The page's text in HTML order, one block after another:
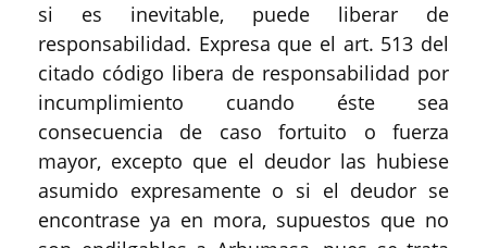
si es inevitable, puede liberar de
responsabilidad. Expresa que el art. 513 del
citado código libera de responsabilidad por
incumplimiento cuando éste sea
consecuencia de caso fortuito o fuerza
mayor, excepto que el deudor las hubiese
asumido expresamente o si el deudor se
encontrase ya en mora, supuestos que no